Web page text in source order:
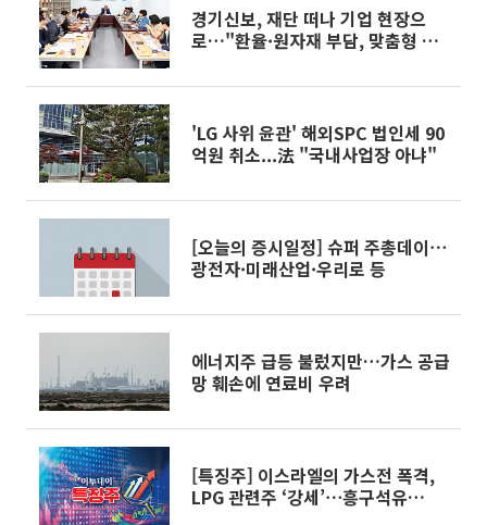
경기신보, 재단 떠나 기업 현장으
로…"환율·원자재 부담, 맞춤형 보
'LG 사위 윤관' 해외SPC 법인세 90
억원 취소...法 "국내사업장 아냐"
[오늘의 증시일정] 슈퍼 주총데이⋯
광전자·미래산업·우리로 등
에너지주 급등 불렀지만…가스 공급
망 훼손에 연료비 우려
[특징주] 이스라엘의 가스전 폭격,
LPG 관련주 ‘강세’⋯흥구석유